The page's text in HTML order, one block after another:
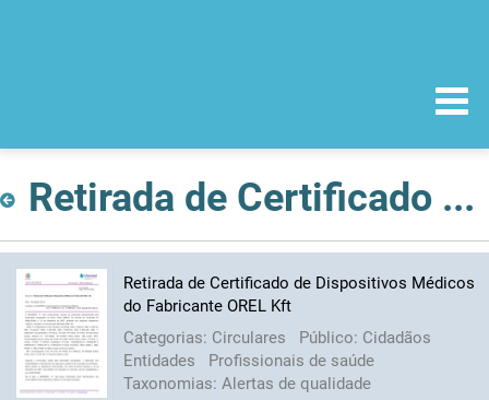
Retirada de Certificado de Dispositivos Médicos do Fabricante OREL Kft
Retirada de Certificado de Dispositivos Médicos
do Fabricante OREL Kft
Categorias: Circulares Público: Cidadãos
Entidades
Profissionais de saúde
Taxonomias: Alertas de qualidade